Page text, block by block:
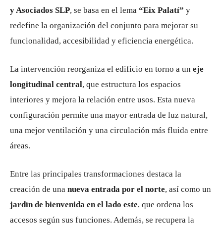
y Asociados SLP, se basa en el lema “Eix Palatí” y
redefine la organización del conjunto para mejorar su
funcionalidad, accesibilidad y eficiencia energética.
La intervención reorganiza el edificio en torno a un eje
longitudinal central, que estructura los espacios
interiores y mejora la relación entre usos. Esta nueva
configuración permite una mayor entrada de luz natural,
una mejor ventilación y una circulación más fluida entre
áreas.
Entre las principales transformaciones destaca la
creación de una nueva entrada por el norte, así como un
jardín de bienvenida en el lado este, que ordena los
accesos según sus funciones. Además, se recupera la